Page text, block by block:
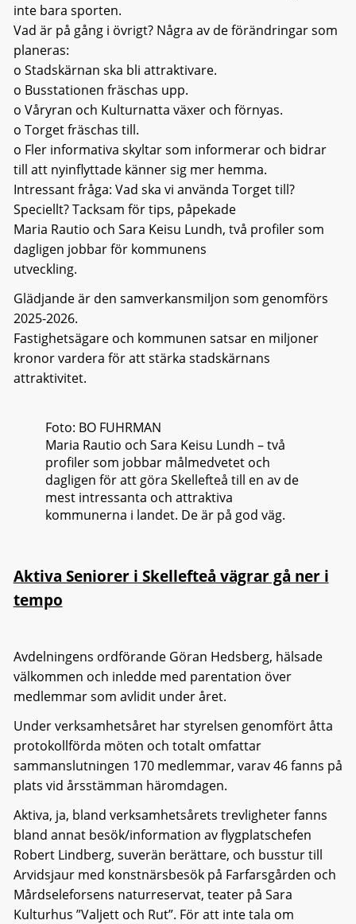
inte bara sporten.
Vad är på gång i övrigt? Några av de förändringar som
planeras:
o Stadskärnan ska bli attraktivare.
o Busstationen fräschas upp.
o Våryran och Kulturnatta växer och förnyas.
o Torget fräschas till.
o Fler informativa skyltar som informerar och bidrar
till att nyinflyttade känner sig mer hemma.
Intressant fråga: Vad ska vi använda Torget till?
Speciellt? Tacksam för tips, påpekade
Maria Rautio och Sara Keisu Lundh, två profiler som
dagligen jobbar för kommunens
utveckling.
Glädjande är den samverkansmiljon som genomförs
2025-2026.
Fastighetsägare och kommunen satsar en miljoner
kronor vardera för att stärka stadskärnans
attraktivitet.
Foto: BO FUHRMAN
Maria Rautio och Sara Keisu Lundh – två
profiler som jobbar målmedvetet och
dagligen för att göra Skellefteå till en av de
mest intressanta och attraktiva
kommunerna i landet. De är på god väg.
Aktiva Seniorer i Skellefteå vägrar gå ner i
tempo
Avdelningens ordförande Göran Hedsberg, hälsade
välkommen och inledde med parentation över
medlemmar som avlidit under året.
Under verksamhetsåret har styrelsen genomfört åtta
protokollförda möten och totalt omfattar
sammanslutningen 170 medlemmar, varav 46 fanns på
plats vid årsstämman häromdagen.
Aktiva, ja, bland verksamhetsårets trevligheter fanns
bland annat besök/information av flygplatschefen
Robert Lindberg, suverän berättare, och busstur till
Arvidsjaur med konstnärsbesök på Farfarsgården och
Mårdseleforsens naturreservat, teater på Sara
Kulturhus ”Valjett och Rut”. För att inte tala om